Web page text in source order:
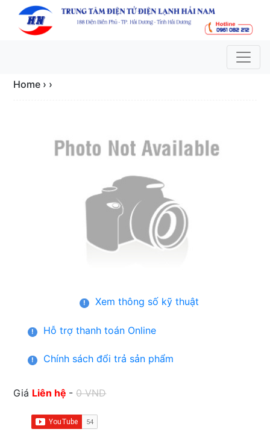
Home › ›
! Xem thông số kỹ thuật
! Hỗ trợ thanh toán Online
! Chính sách đổi trả sản phẩm
Giá Liên hệ -0 VND